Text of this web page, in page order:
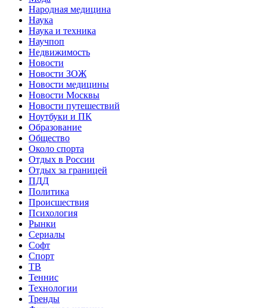
Народная медицина
Наука
Наука и техника
Научпоп
Недвижимость
Новости
Новости ЗОЖ
Новости медицины
Новости Москвы
Новости путешествий
Ноутбуки и ПК
Образование
Общество
Около спорта
Отдых в России
Отдых за границей
ПДД
Политика
Происшествия
Психология
Рынки
Сериалы
Софт
Спорт
ТВ
Теннис
Технологии
Тренды